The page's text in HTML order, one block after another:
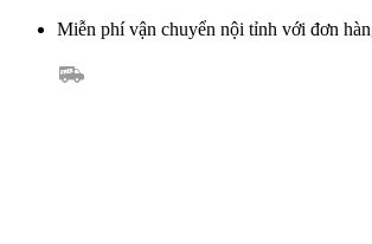
Miễn phí vận chuyển nội tỉnh với đơn